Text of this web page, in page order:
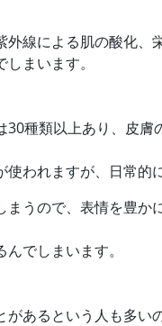
線による肌の酸化、
まいます。
種類以上あり、皮
われますが、日常的
うので、表情を豊
でしまいます。
あるという人も多い